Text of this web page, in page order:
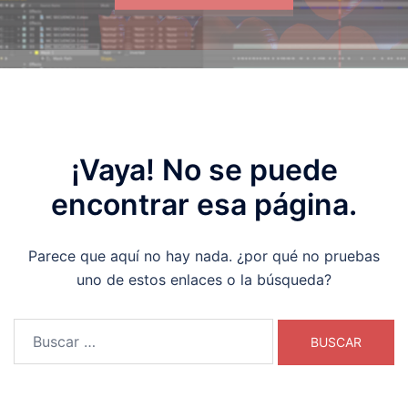
¡Vaya! No se puede
encontrar esa página.
Parece que aquí no hay nada. ¿por qué no pruebas
uno de estos enlaces o la búsqueda?